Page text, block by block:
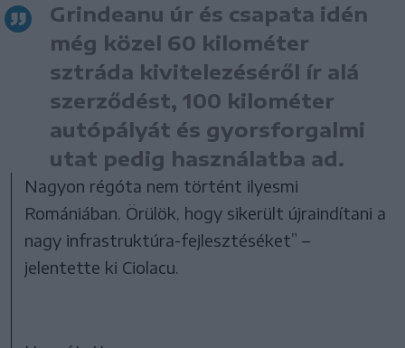
Grindeanu úr és csapata idén
még közel 60 kilométer
sztráda kivitelezéséről ír alá
szerződést, 100 kilométer
autópályát és gyorsforgalmi
utat pedig használatba ad.
Nagyon régóta nem történt ilyesmi
Romániában. Örülök, hogy sikerült újraindítani a
nagy infrastruktúra-fejlesztéséket” –
jelentette ki Ciolacu.